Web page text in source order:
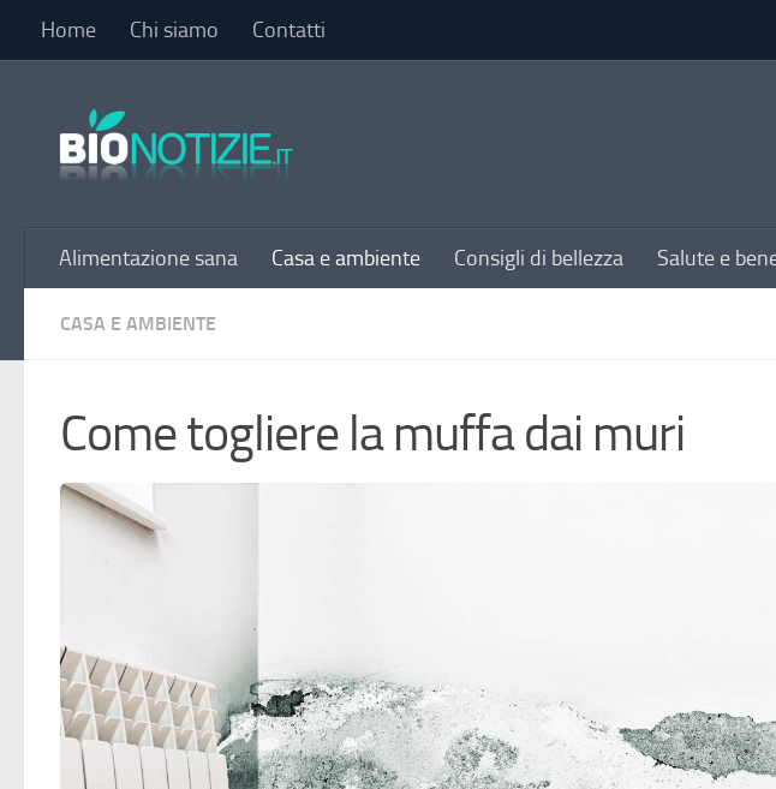
Sotto il contenuto
Home Chi siamo Contatti
Alimentazione sana Casa e ambiente Consigli di bellezza Salute e
CASA E AMBIENTE
Come togliere la muffa dai muri